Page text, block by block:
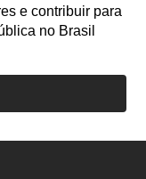
e contribuir para
no Brasil